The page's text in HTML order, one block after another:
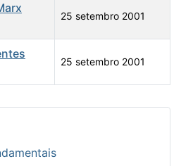
25 setembro 2001
25 setembro 2001